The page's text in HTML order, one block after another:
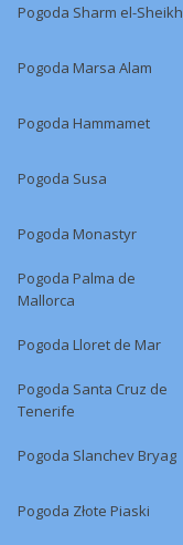
Pogoda Sharm el-Sheikh
Pogoda Marsa Alam
Pogoda Hammamet
Pogoda Susa
Pogoda Monastyr
Pogoda Palma de
Mallorca
Pogoda Lloret de Mar
Pogoda Santa Cruz de
Tenerife
Pogoda Slanchev Bryag
Pogoda Złote Piaski